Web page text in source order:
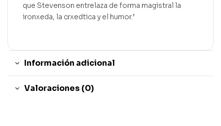
que Stevenson entrelaza de forma magistral la
ironxeda, la crxedtica y el humor.’
Información adicional
Valoraciones (0)